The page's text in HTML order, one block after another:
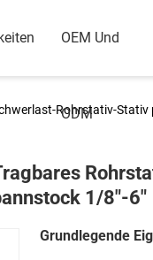
OEM Und
ODM
Rohrstativ-
1/8"-6"
Grundlegende